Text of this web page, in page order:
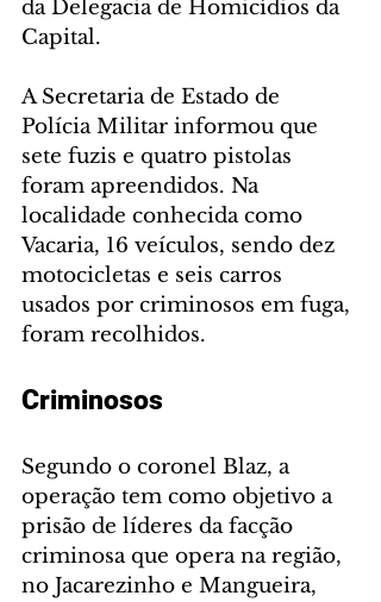
da Delegacia de Homicídios da
Capital.
A Secretaria de Estado de
Polícia Militar informou que
sete fuzis e quatro pistolas
foram apreendidos. Na
localidade conhecida como
Vacaria, 16 veículos, sendo dez
motocicletas e seis carros
usados por criminosos em fuga,
foram recolhidos.
Criminosos
Segundo o coronel Blaz, a
operação tem como objetivo a
prisão de líderes da facção
criminosa que opera na região,
no Jacarezinho e Mangueira,